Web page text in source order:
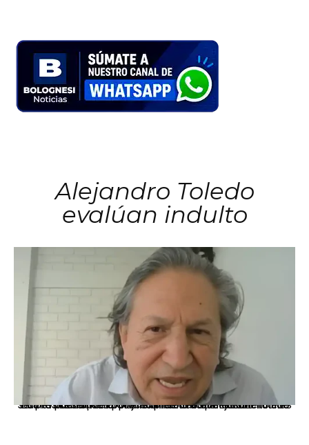
Alejandro Toledo
evalúan indulto
La presidenta Keiko Fujimori informó que la solicitud de indulto presentada por el expresidente Alejandro Toledo será evaluada por la Comisión de Gracias Presidenciales conforme al procedimiento establecido.